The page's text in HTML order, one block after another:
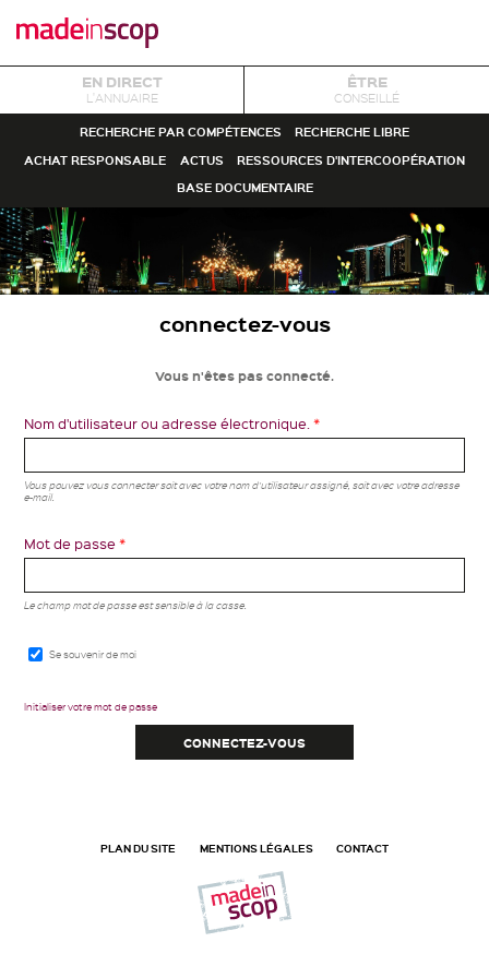
EN DIRECT
L'ANNUAIRE
ÊTRE
CONSEILLÉ
RECHERCHE PAR COMPÉTENCES
RECHERCHE LIBRE
ACHAT RESPONSABLE
ACTUS
RESSOURCES D'INTERCOOPÉRATION
BASE DOCUMENTAIRE
connectez-vous
Vous n'êtes pas connecté.
Nom d'utilisateur ou adresse électronique.*
Vous pouvez vous connecter soit avec votre nom d'utilisateur assigné, soit avec votre adresse
e-mail.
Mot de passe*
Le champ mot de passe est sensible à la casse.
Se souvenir de moi
Initialiser votre mot de passe
PLAN DU SITE MENTIONS LÉGALES CONTACT